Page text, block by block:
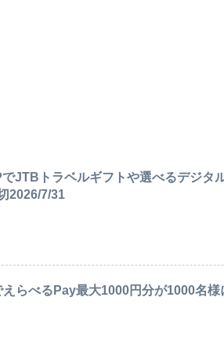
JTBトラベルギフトや選べるデジタ
2026/7/31
らべるPay最大1000円分が1000名様